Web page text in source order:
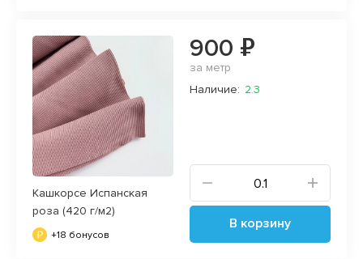
Кашкорсе Испанская
роза (420 г/м2)
+18 бонусов
900 ₽
за метр
Наличие: 2.3
В корзину